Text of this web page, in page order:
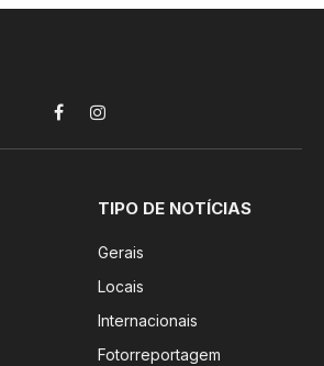
FacebookInstagram
TIPO DE NOTÍCIAS
Gerais
Locais
Internacionais
Fotorreportagem